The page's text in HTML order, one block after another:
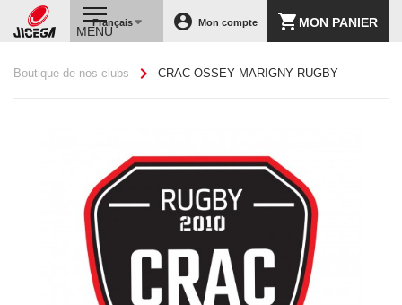
shopping_cart MON PANIER
account_circle Mon compte
Français
MENU
Boutique de nos clubs chevron_right CRAC OSSEY MARIGNY RUGBY